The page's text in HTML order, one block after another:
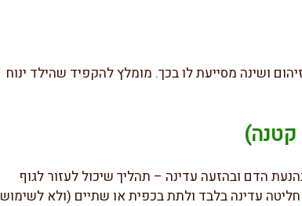
ושינה מסייעת לו בכך. מומלץ להקפיד שהילד ינוח
קטנה)
הדם ובהזעה עדינה – תהליך שיכול לעזור לגוף
עדינה בלבד ולתת בכפית או שתיים (ולא לשימוש